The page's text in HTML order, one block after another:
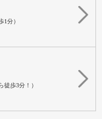
1分）
徒歩3分！）